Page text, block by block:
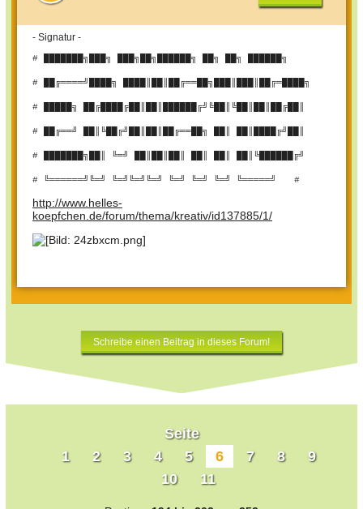
- Signatur -
# ███████╗███╗ ███╗██╗██████╗ ██╗ ██╗ ██████╗
# ██╔════╝████╗ ████║██║██╔══██╗███║███║██╔═████╗
# █████╗ ██╔████╔██║██║██████╔╝╚██║╚██║██║██╔██║
# ██╔══╝ ██║╚██╔╝██║██║██╔══██╗ ██║ ██║████╔╝██║
# ███████╗██║ ╚═╝ ██║██║██║ ██║ ██║ ██║╚██████╔╝
# ╚══════╝╚═╝ ╚═╝╚═╝╚═╝ ╚═╝ ╚═╝ ╚═╝ ╚═════╝ #
http://www.helles-
koepfchen.de/forum/thema/kreativ/id137885/1/
Schreibe einen Beitrag in dieses Forum!
Seite
1
2 3 4 5 6 7 8
9
10
11